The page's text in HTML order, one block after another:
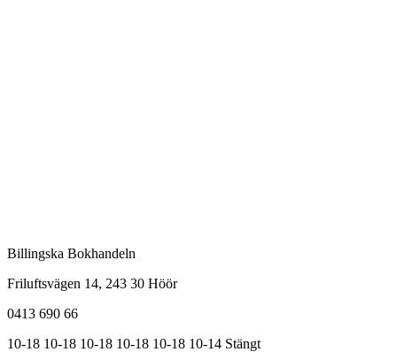
Billingska Bokhandeln
Friluftsvägen 14, 243 30 Höör
0413 690 66
10-18 10-18 10-18 10-18 10-18 10-14 Stängt